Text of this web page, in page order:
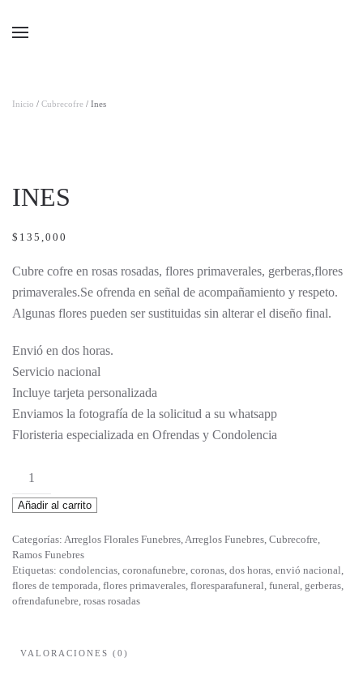
Inicio / Cubrecofre / Ines
INES
$ 135,000
Cubre cofre en rosas rosadas, flores primaverales, gerberas,flores
primaverales.Se ofrenda en señal de acompañamiento y respeto.
Algunas flores pueden ser sustituidas sin alterar el diseño final.
Envió en dos horas.
Servicio nacional
Incluye tarjeta personalizada
Enviamos la fotografía de la solicitud a su whatsapp
Floristeria especializada en Ofrendas y Condolencia
Ines
cantidad
Añadir al carrito
Categorías: Arreglos Florales Funebres,Arreglos Funebres, Cubrecofre,
Ramos Funebres
Etiquetas: condolencias, coronafunebre, coronas, dos horas, envió nacional,
flores de temporada, flores primaverales, floresparafuneral, funeral, gerberas,
ofrendafunebre, rosas rosadas
VALORACIONES (0)